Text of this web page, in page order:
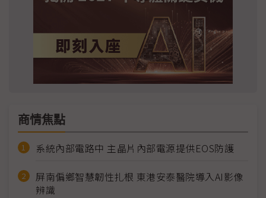
商情焦點
系統內部電路中 主晶片內部電源提供EOS防護
屏南偏鄉智慧韌性扎根 東港安泰醫院導入AI影像
辨識